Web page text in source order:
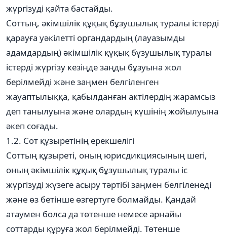
жүргізуді қайта бастайды.
Соттың, әкімшілік құқық бұзушылық туралы істерді
қарауға уәкілетті органдардың (лауазымды
адамдардың) әкімшілік құқық бұзушылық туралы
істерді жүргізу кезіңде заңды бұзуына жол
берілмейді және заңмен белгіленген
жауаптылыққа, қабылданған актілердің жарамсыз
деп танылуына және олардың күшінің жойылуына
әкеп соғады.
1.2. Сот құзыретінің ерекшелігі
Соттың құзыреті, оның юрисдикциясының шегі,
оның әкімшілік құқық бұзушылық туралы іс
жүргізуді жүзеге асыру тәртібі заңмен белгіленеді
және өз бетінше өзгертуге болмайды. Қандай
атаумен болса да төтенше немесе арнайы
соттарды құруға жол берілмейді. Төтенше